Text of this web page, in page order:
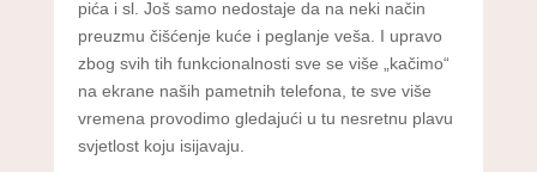
pića i sl. Još samo nedostaje da na neki način
preuzmu čišćenje kuće i peglanje veša. I upravo
zbog svih tih funkcionalnosti sve se više „kačimo“
na ekrane naših pametnih telefona, te sve više
vremena provodimo gledajući u tu nesretnu plavu
svjetlost koju isijavaju.